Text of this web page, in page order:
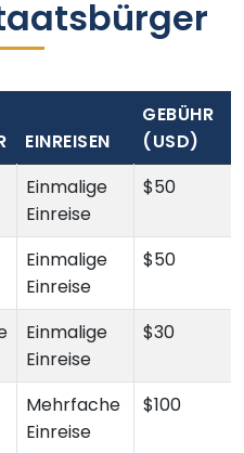
EINREISEN
GEBÜHR
(USD)
Einmalige
Einreise
$50
Einmalige
Einreise
$50
Einmalige
Einreise
$30
Mehrfache
Einreise
$100